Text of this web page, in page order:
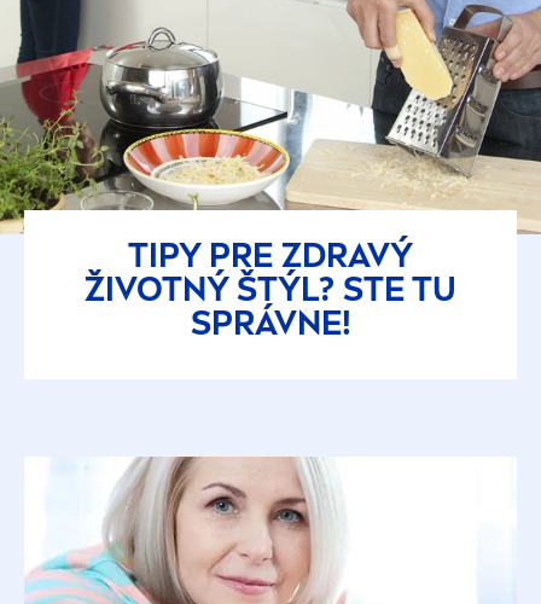
TIPY PRE ZDRAVÝ
ŽIVOTNÝ ŠTÝL? STE TU
SPRÁVNE!